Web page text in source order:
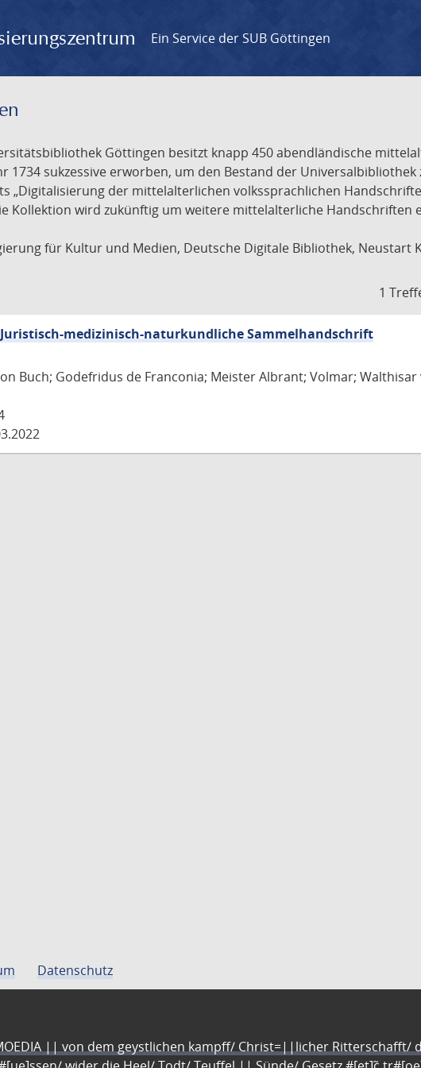
Ein Service der SUB Göttingen
Göttingen besitzt knapp 450 abendländische
1734 sukzessive erworben, um den Bestand der
„Digitalisierung der mittelalterlichen volkssprachlichen
Kollektion wird zukünftig um weitere mittelalterliche Handschriften
für Kultur und Medien, Deutsche Digitale Bibliothek, Neustart
1
Juristisch-medizinisch-naturkundliche Sammelhandschrift
Buch; Godefridus de Franconia; Meister Albrant; Volmar;
Datenschutz
|| von dem geystlichen kampff/ Christ=||licher Ritterschafft/